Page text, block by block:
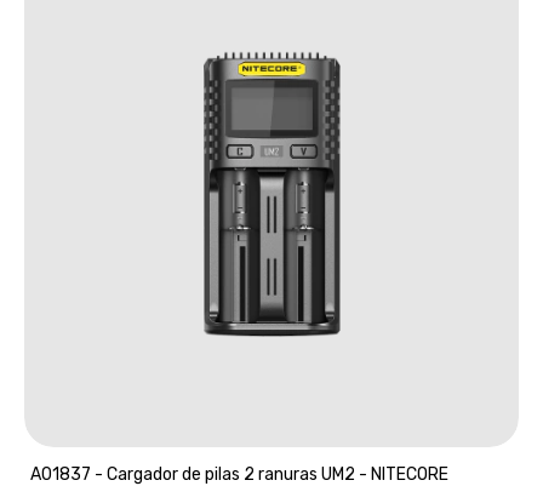
A01837 - Cargador de pilas 2 ranuras UM2 - NITECORE